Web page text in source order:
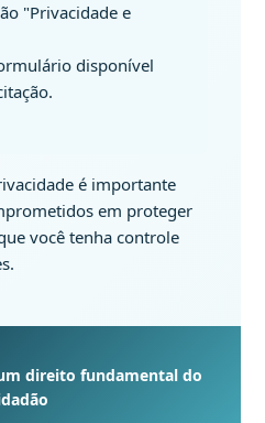
"Privacidade e
disponível
é importante
em proteger
você tenha controle
direito fundamental do